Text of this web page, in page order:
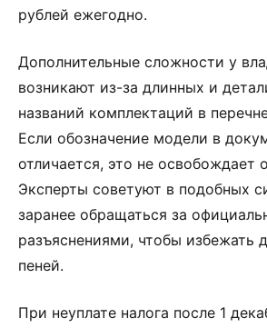
рублей ежегодно.
Дополнительные сложности у
возникают из-за длинных и
названий комплектаций в
Если обозначение модели в
отличается, это не освобождает
Эксперты советуют в подобных
заранее обращаться за
разъяснениями, чтобы избежать
пеней.
При неуплате налога после 1